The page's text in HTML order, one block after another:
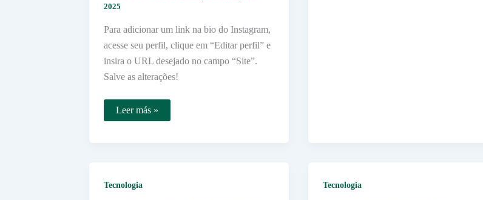
2025
Para adicionar um link na bio do Instagram,
acesse seu perfil, clique em “Editar perfil” e
insira o URL desejado no campo “Site”.
Salve as alterações!
Como
Colocar
De
Leer más »
Tecnologia Tecnologia